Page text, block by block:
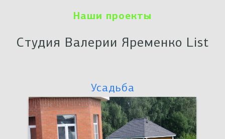
Наши проекты
Студия Валерии Яременко List
Усадьба